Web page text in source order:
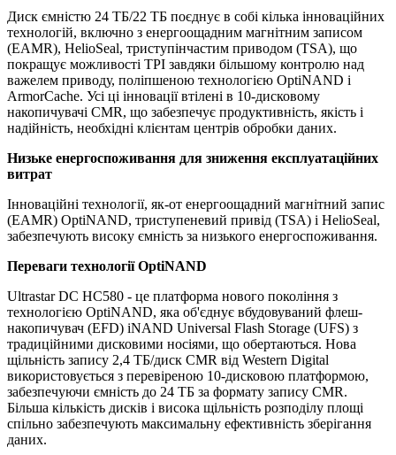
Диск ємністю 24 ТБ/22 ТБ поєднує в собі кілька інноваційних
технологій, включно з енергоощадним магнітним записом
(EAMR), HelioSeal, триступінчастим приводом (TSA), що
покращує можливості TPI завдяки більшому контролю над
важелем приводу, поліпшеною технологією OptiNAND і
ArmorCache. Усі ці інновації втілені в 10-дисковому
накопичувачі CMR, що забезпечує продуктивність, якість і
надійність, необхідні клієнтам центрів обробки даних.
Низьке енергоспоживання для зниження експлуатаційних
витрат
Інноваційні технології, як-от енергоощадний магнітний запис
(EAMR) OptiNAND, триступеневий привід (TSA) і HelioSeal,
забезпечують високу ємність за низького енергоспоживання.
Переваги технології OptiNAND
Ultrastar DC HC580 - це платформа нового покоління з
технологією OptiNAND, яка об'єднує вбудовуваний флеш-
накопичувач (EFD) iNAND Universal Flash Storage (UFS) з
традиційними дисковими носіями, що обертаються. Нова
щільність запису 2,4 ТБ/диск CMR від Western Digital
використовується з перевіреною 10-дисковою платформою,
забезпечуючи ємність до 24 ТБ за формату запису CMR.
Більша кількість дисків і висока щільність розподілу площі
спільно забезпечують максимальну ефективність зберігання
даних.